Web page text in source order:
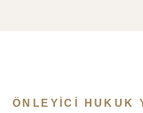
ÖNLEYICI HUKUK